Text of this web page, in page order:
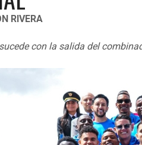
RIVERA
con la salida del